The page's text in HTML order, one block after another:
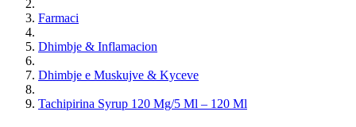
Farmaci
Dhimbje & Inflamacion
Dhimbje e Muskujve & Kyceve
Tachipirina Syrup 120 Mg/5 Ml – 120 Ml